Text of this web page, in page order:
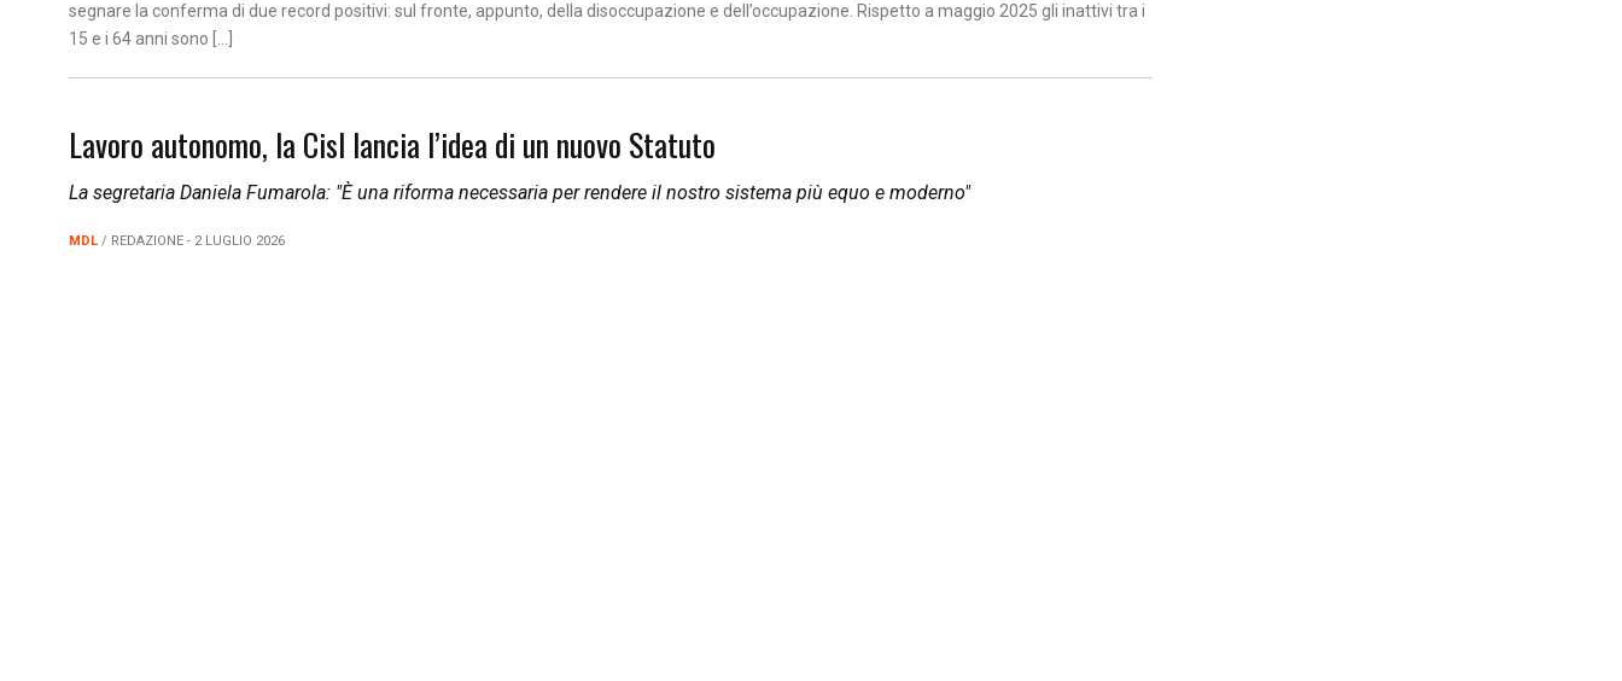
segnare la conferma di due record positivi: sul fronte, appunto, della disoccupazione e dell’occupazione. Rispetto a maggio 2025 gli inattivi tra i
15 e i 64 anni sono […]
Lavoro autonomo, la Cisl lancia l’idea di un nuovo Statuto
La segretaria Daniela Fumarola: "È una riforma necessaria per rendere il nostro sistema più equo e moderno"
MDL / REDAZIONE - 2 LUGLIO 2026